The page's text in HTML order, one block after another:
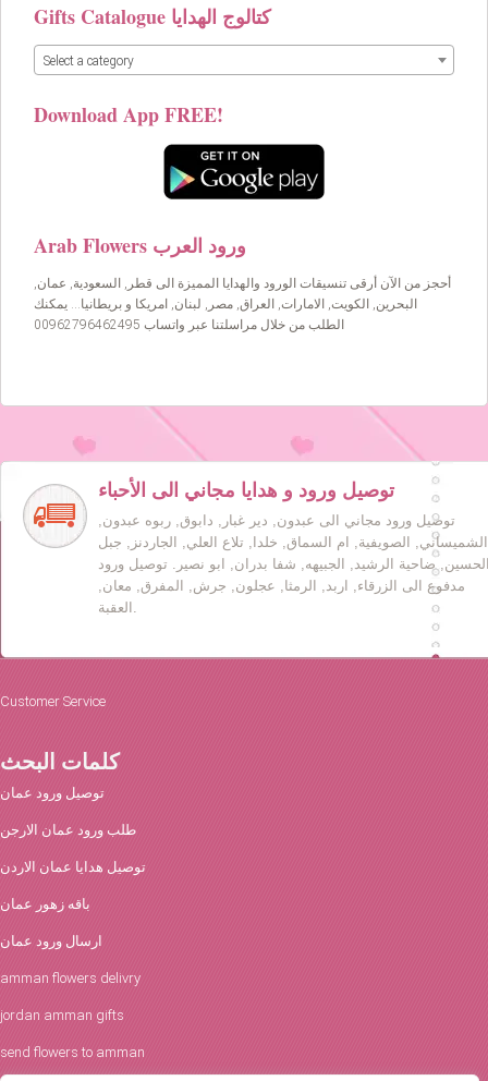
Gifts Catalogue كتالوج الهدايا
Select a category
Download App FREE!
Arab Flowers ورود العرب
أحجز من الآن أرقى تنسيقات الورود والهدايا المميزة الى قطر, السعودية, عمان,
البحرين, الكويت, الامارات, العراق, مصر, لبنان, امريكا و بريطانيا… يمكنك
الطلب من خلال مراسلتنا عبر واتساب 00962796462495
توصيل ورود و هدايا مجاني الى الأحباء
توصيل ورود مجاني الى عبدون, دير غبار, دابوق, ربوه عبدون,
الشميساني, الصويفية, ام السماق, خلدا, تلاع العلي, الجاردنز, جبل
ضاحية الرشيد, الجبيهه, شفا بدران, ابو نصير. توصيل ورود
مدفوع الى الزرقاء, اربد, الرمثا, عجلون, جرش, المفرق, معان,
Customer Service
كلمات البحث
توصيل ورود عمان
طلب ورود عمان الارجن
توصيل هدايا عمان الاردن
باقه زهور عمان
ارسال ورود عمان
amman flowers delivry
jordan amman gifts
send flowers to amman